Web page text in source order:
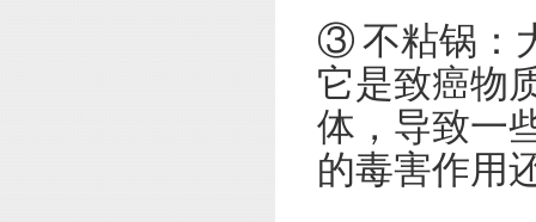
③ 不粘锅：
它是致癌物
体，导致一
的毒害作用